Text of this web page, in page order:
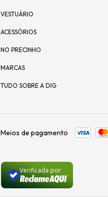
VESTUÁRIO
ACESSÓRIOS
NO PRECINHO
MARCAS
TUDO SOBRE A DIG
Meios de pagamento
Verificada por